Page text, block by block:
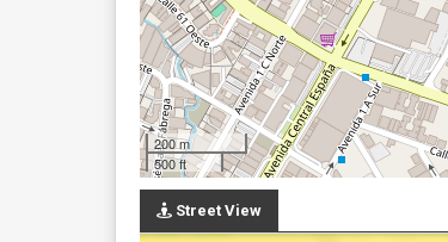
200 m
500 ft
Street View